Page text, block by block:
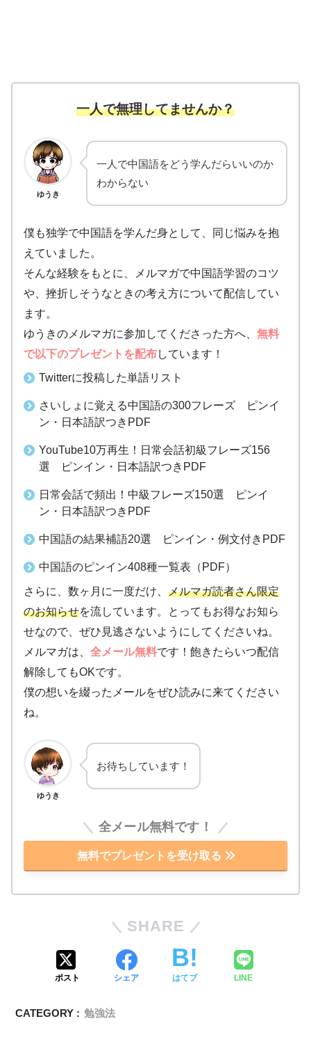
一人で無理してませんか？
ゆうき
一人で中国語をどう学んだらいいのか
わからない
僕も独学で中国語を学んだ身として、同じ悩みを抱
えていました。
そんな経験をもとに、メルマガで中国語学習のコツ
や、挫折しそうなときの考え方について配信してい
ます。
ゆうきのメルマガに参加してくださった方へ、 無料
で以下のプレゼントを配布しています！
Twitterに投稿した単語リスト
さいしょに覚える中国語の300フレーズ ピンイ
ン・日本語訳つきPDF
YouTube10万再生！日常会話初級フレーズ156
選 ピンイン・日本語訳つきPDF
日常会話で頻出！中級フレーズ150選 ピンイ
ン・日本語訳つきPDF
中国語の結果補語20選 ピンイン・例文付きPDF
中国語のピンイン408種一覧表（PDF）
さらに、数ヶ月に一度だけ、 メルマガ読者さん限定
のお知らせを流しています。とってもお得なお知ら
せなので、ぜひ見逃さないようにしてくださいね。
メルマガは、 全メール無料です！飽きたらいつ配信
解除してもOKです。
僕の想いを綴ったメールをぜひ読みに来てください
ね。
ゆうき
お待ちしています！
全メール無料です！
無料でプレゼントを受け取る
SHARE
ポスト シェア はてブ LINE
CATEGORY : 勉強法